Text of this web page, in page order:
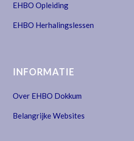
EHBO Opleiding
EHBO Herhalingslessen
INFORMATIE
Over EHBO Dokkum
Belangrijke Websites